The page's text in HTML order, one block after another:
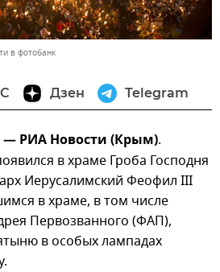
в фотобанк
Дзен Telegram
РИА Новости (Крым).
в храме Гроба Господня
Иерусалимский Феофил III
в храме, в том числе
Первозванного (ФАП),
в особых лампадах